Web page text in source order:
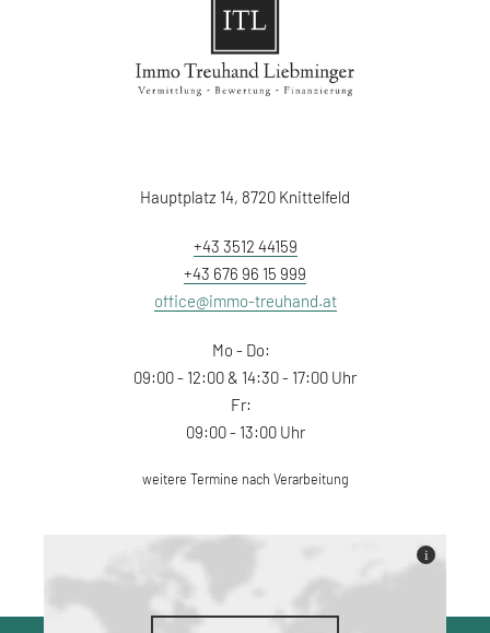
Hauptplatz 14, 8720 Knittelfeld
+43 3512 44159
+43 676 96 15 999
office@immo-treuhand.at
Mo - Do:
09:00 - 12:00 & 14:30 - 17:00 Uhr
Fr:
09:00 - 13:00 Uhr
weitere Termine nach Verarbeitung